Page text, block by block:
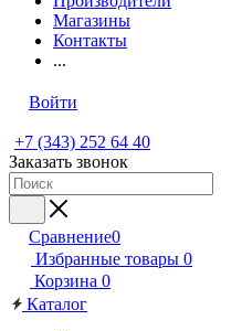
Магазины
Контакты
...
Войти
+7 (343) 252 64 40
Заказать звонок
Сравнение0
Избранные товары 0
Корзина 0
Каталог